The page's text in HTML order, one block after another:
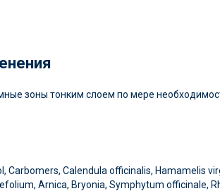
зоны тонким слоем по мере
Carbomers, Calendula officinalis, Hamamelis
Arnica, Bryonia, Symphytum officinale,